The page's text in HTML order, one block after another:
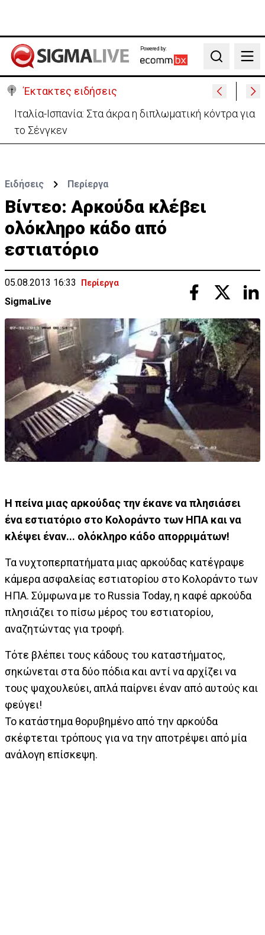
Powered by:
Search
Έκτακτες ειδήσεις
Ιταλία-Ισπανία: Στα άκρα η διπλωματική κόντρα για
το Σένγκεν
Ειδήσεις Περίεργα
Βίντεο: Αρκούδα κλέβει
ολόκληρο κάδο από
εστιατόριο
05.08.2013 16:33 Περίεργα
SigmaLive
Η πείνα μιας αρκούδας την έκανε να πλησιάσει
ένα εστιατόριο στο Κολοράντο των ΗΠΑ και να
κλέψει έναν... ολόκληρο κάδο απορριμάτων!
Τα νυχτοπερπατήματα μιας αρκούδας κατέγραψε
κάμερα ασφαλείας εστιατορίου στο Κολοράντο των
ΗΠΑ. Σύμφωνα με το Russia Today, η καφέ αρκούδα
πλησιάζει το πίσω μέρος του εστιατορίου,
αναζητώντας για τροφή.
Τότε βλέπει τους κάδους του καταστήματος,
σηκώνεται στα δύο πόδια και αντί να αρχίζει να
τους ψαχουλεύει, απλά παίρνει έναν από αυτούς και
φεύγει!
Το κατάστημα θορυβημένο από την αρκούδα
σκέφτεται τρόπους για να την αποτρέψει από μία
ανάλογη επίσκεψη.